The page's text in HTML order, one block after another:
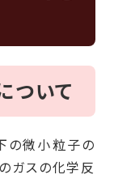
ついて
の微小粒子の
ガスの化学反